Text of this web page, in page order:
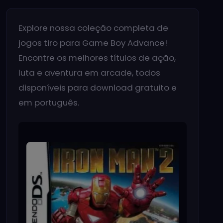
Explore nossa coleção completa de
jogos tiro para Game Boy Advance!
Encontre os melhores títulos de ação,
luta e aventura em arcade, todos
disponíveis para download gratuito e
em português.